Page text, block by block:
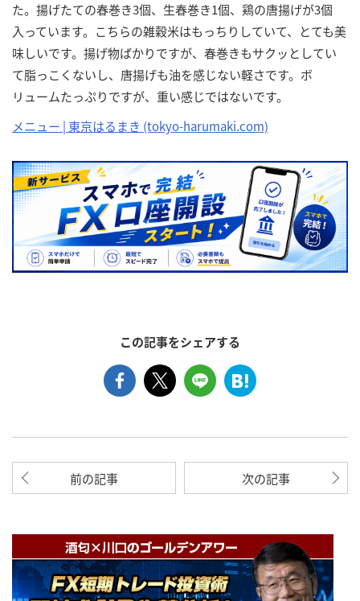
た。揚げたての春巻き3個、生春巻き1個、鶏の唐揚げが3個
入っています。こちらの雑穀米はもっちりしていて、とても美
味しいです。揚げ物ばかりですが、春巻きもサクッとしてい
て脂っこくないし、唐揚げも油を感じない軽さです。ボ
リュームたっぷりですが、重い感じではないです。
メニュー | 東京はるまき (tokyo-harumaki.com)
この記事をシェアする
前の記事 次の記事